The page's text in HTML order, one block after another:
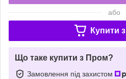
або
Купити з
Що таке купити з Пром?
Замовлення під захистом